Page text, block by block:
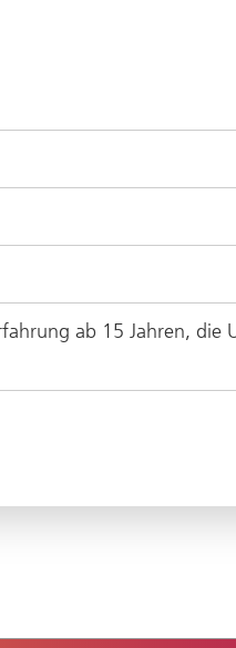
ab 15 Jahren, die